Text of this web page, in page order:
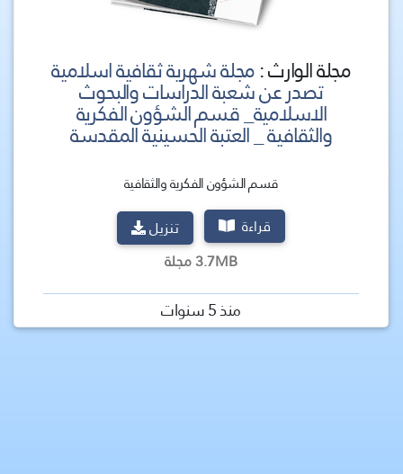
مجلة الوارث :مجلة شهرية ثقافية اسلامية
تصدر عن شعبة الدراسات والبحوث
الاسلامية_ قسم الشؤون الفكرية
والثقافية _ العتبة الحسينية المقدسة
قسم الشؤون الفكرية والثقافية
قراءة
تنزيل
3.7MB مجلة
منذ 5 سنوات